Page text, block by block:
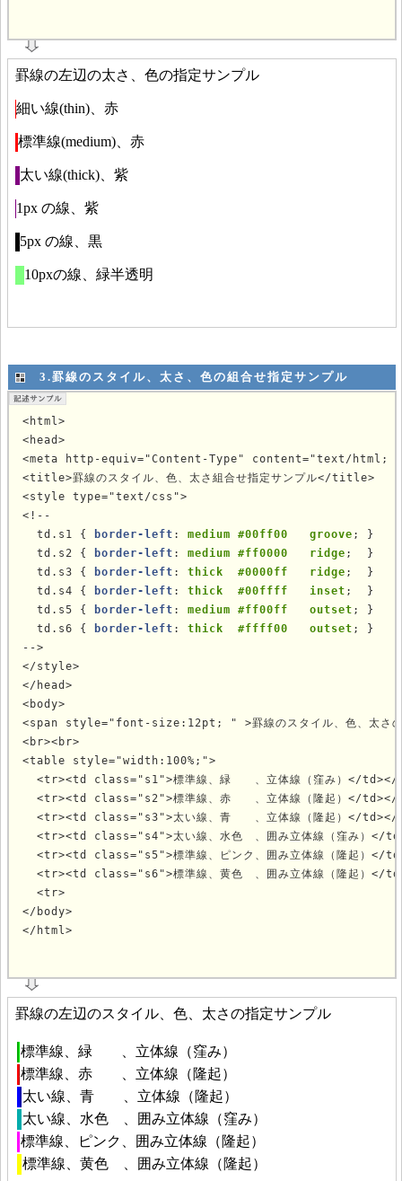
3.罫線のスタイル、太さ、色の組合せ指定サンプル
<html>
<head>
<meta http-equiv="Content-Type" content="text/html;
<title>罫線のスタイル、色、太さ組合せ指定サンプル</title>
<style type="text/css">
<!--
  td.s1 {
border-left : medium #00ff00   groove ; }
  td.s2 {
border-left : medium #ff0000   ridge ;  }
  td.s3 {
border-left : thick  #0000ff   ridge ;  }
  td.s4 {
border-left : thick  #00ffff   inset ;  }
  td.s5 {
border-left : medium #ff00ff   outset ; }
  td.s6 {
border-left : thick  #ffff00   outset ; }
-->
</style>
</head>
<body>
<span style="font-size:12pt; " >罫線のスタイル、色、太さの
<br><br>
<table style="width:100%;">
<tr><td class="s1">標準線、緑　　、立体線（窪み）</
<tr><td class="s2">標準線、赤　　、立体線（隆起）</
<tr><td class="s3">太い線、青　　、立体線（隆起）</
<tr><td class="s4">太い線、水色　、囲み立体線（窪み）</
<tr><td class="s5">標準線、ピンク、囲み立体線（隆起）</
<tr><td class="s6">標準線、黄色　、囲み立体線（隆起）</
  <tr>
</body>
</html>